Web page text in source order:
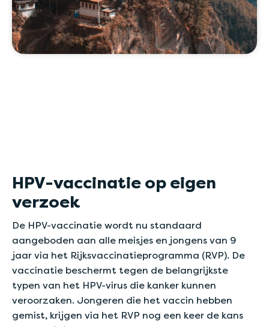
HPV-vaccinatie op eigen
verzoek
De HPV-vaccinatie wordt nu standaard
aangeboden aan alle meisjes en jongens van 9
jaar via het Rijksvaccinatieprogramma (RVP). De
vaccinatie beschermt tegen de belangrijkste
typen van het HPV-virus die kanker kunnen
veroorzaken. Jongeren die het vaccin hebben
gemist, krijgen via het RVP nog een keer de kans